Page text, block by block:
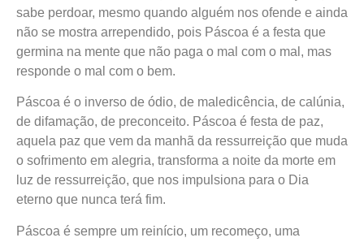
sabe perdoar, mesmo quando alguém nos ofende e ainda
não se mostra arrependido, pois Páscoa é a festa que
germina na mente que não paga o mal com o mal, mas
responde o mal com o bem.
Páscoa é o inverso de ódio, de maledicência, de calúnia,
de difamação, de preconceito. Páscoa é festa de paz,
aquela paz que vem da manhã da ressurreição que muda
o sofrimento em alegria, transforma a noite da morte em
luz de ressurreição, que nos impulsiona para o Dia
eterno que nunca terá fim.
Páscoa é sempre um reinício, um recomeço, uma